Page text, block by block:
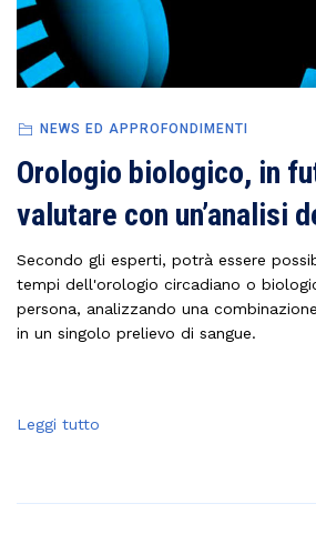
NEWS ED APPROFONDIMENTI
Orologio biologico, in
valutare con un’analisi
Secondo gli esperti, potrà essere
tempi dell'orologio circadiano o
persona, analizzando una
in un singolo prelievo di sangue.
Leggi tutto